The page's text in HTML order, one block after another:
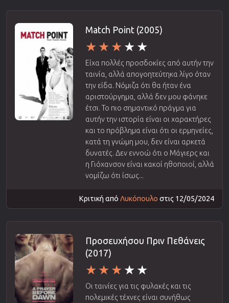
Match Point (2005)
Είχα πολλές προσδοκίες από αυτήν την
ταινία, αλλά απογοητεύτηκα λίγο όταν
την είδα. Νόμιζα ότι θα ήταν ένα
αριστούργημα, αλλά δεν μου φάνηκε
έτσι. Το πιο σημαντικό πράγμα για
αυτήν την ιστορία είναι οι χαρακτήρες
και το πρόβλημα είναι ότι οι ερμηνείες,
κατά τη γνώμη μου, δεν είναι αρκετά
δυνατές. Δεν εννοώ ότι ο Μάγιερς και
η Γιόχανσον είναι κακοί ηθοποιοί, αλλά
νομίζω ότι ίσως...
Κριτική από Λυκόπουλο στις 12/05/2024
Προσευχήσου Πριν Πεθάνεις
(2017)
Οι ταινίες για τις φυλακές και τις
πολεμικές τέχνες είναι συνήθως